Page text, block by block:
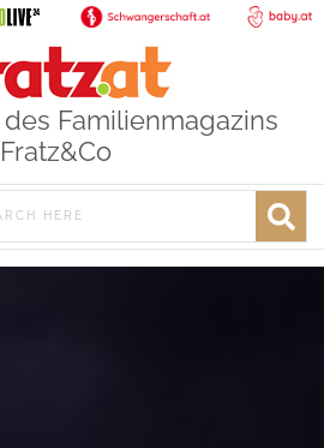
Familienmagazins
Fratz&Co